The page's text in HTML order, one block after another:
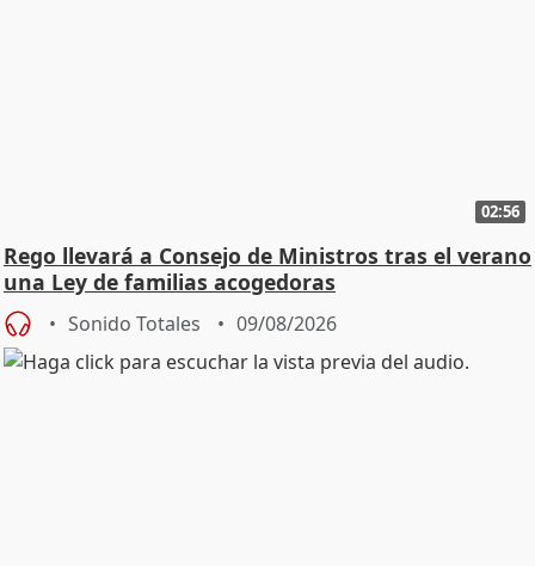
02:56
Rego llevará a Consejo de Ministros tras el verano
una Ley de familias acogedoras
Sonido Totales 09/08/2026